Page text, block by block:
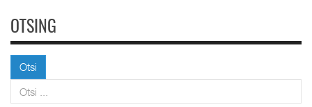
OTSING
Otsi